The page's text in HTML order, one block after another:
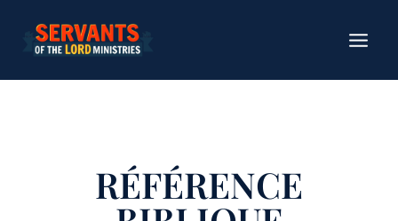
contenu
RÉFÉRENCE